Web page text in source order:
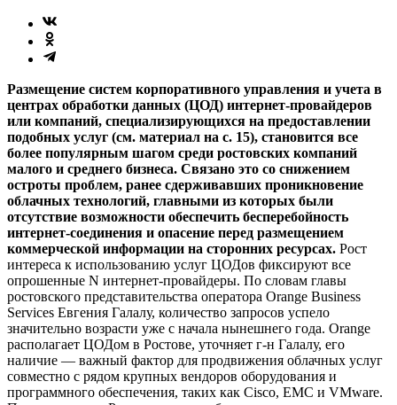
Размещение систем корпоративного управления и учета в
центрах обработки данных (ЦОД) интернет-провайдеров
или компаний, специализирую­щихся на предоставлении
подобных услуг (см. материал на с. 15), становится все
более популярным шагом среди рос­товских компаний
малого и среднего бизнеса. Связано это со снижением
остроты проб­лем, ранее сдерживавших проникновение
облачных технологий, главными из которых были
отсутствие возможности обеспечить бесперебойность
интернет-соединения и опасение перед размещением
коммерческой информации на сторонних ресурсах. Рост
интереса к использованию услуг ЦОДов фиксируют все
опрошенные N интернет-провайдеры. По словам главы
ростовского представительства оператора Orange Business
Services Евгения Галалу, количество запросов успело
значительно возрасти уже с начала нынешнего года. Orange
располагает ЦОДом в Ростове, уточняет г-н Галалу, его
наличие — важный фактор для продвижения облачных услуг
совместно с рядом крупных вендоров оборудования и
программного обеспечения, таких как Cisco, EMC и VMware.